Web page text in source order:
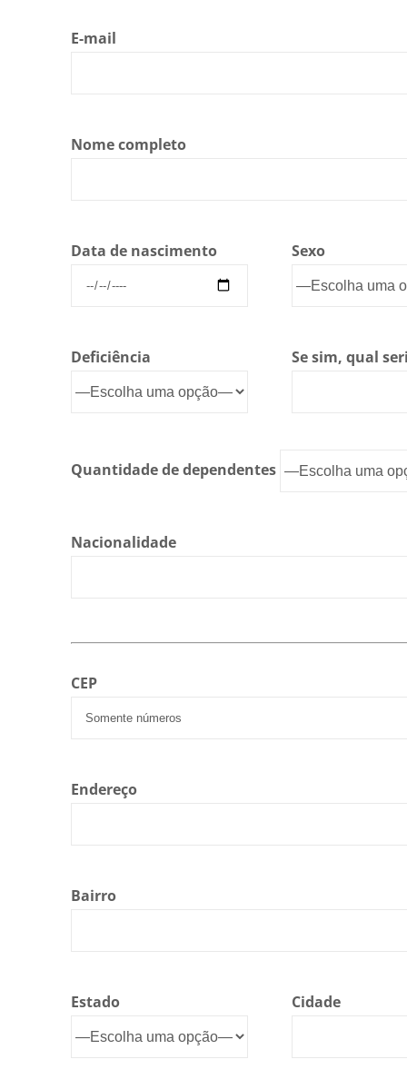
E-mail
Nome completo
Data de nascimento Sexo
Deficiência Se sim, qual
Quantidade de dependentes
Nacionalidade
CEP
Endereço
Bairro
Estado Cidade